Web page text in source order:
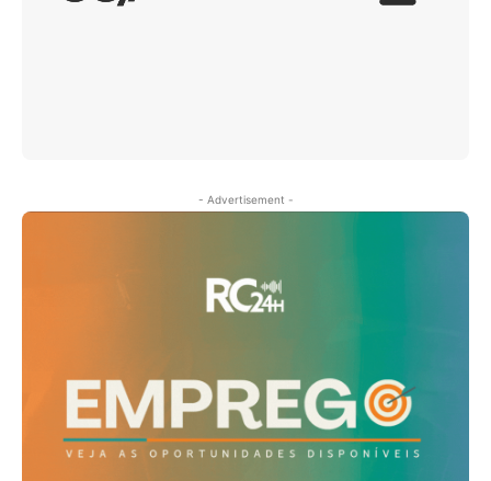
- Advertisement -